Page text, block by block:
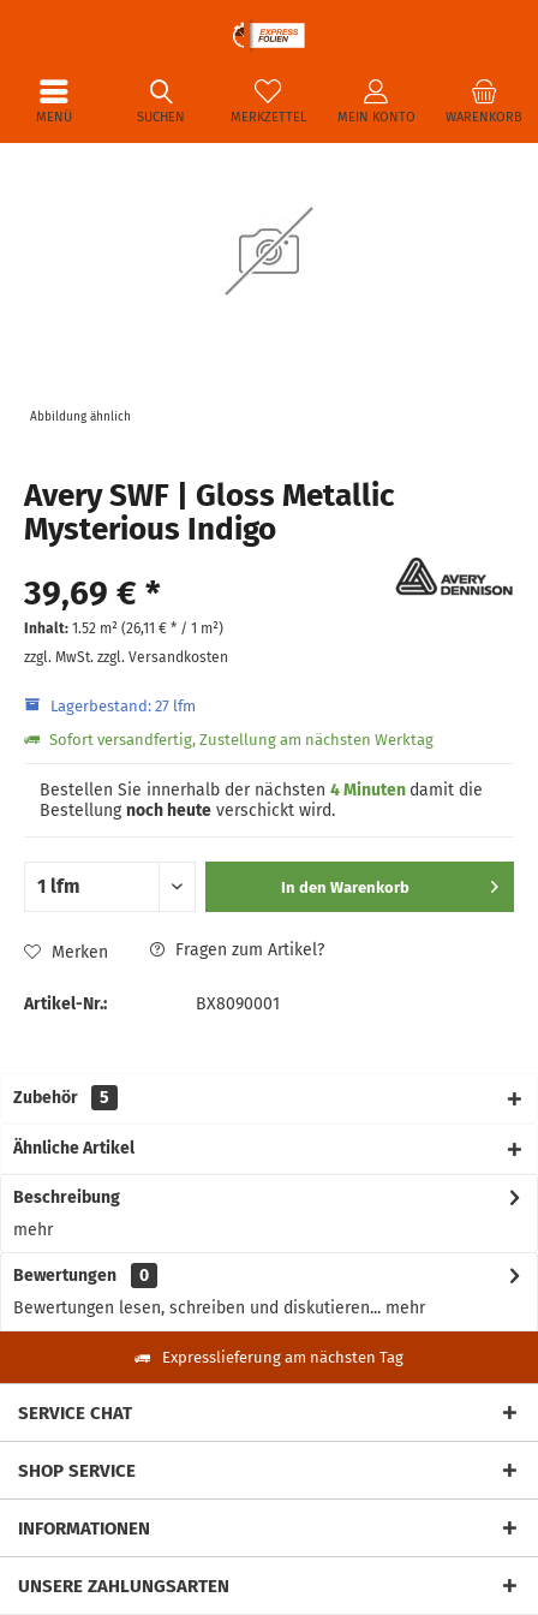
MENÜ WARENKORB
MERKZETTEL MEIN KONTO
SUCHEN
Abbildung ähnlich
Avery SWF | Gloss Metallic
Mysterious Indigo
39,69 € *
Inhalt: 1.52 m² (26,11 € * / 1 m²)
zzgl. MwSt. zzgl. Versandkosten
Lagerbestand: 27 lfm
Sofort versandfertig, Zustellung am nächsten Werktag
Bestellen Sie innerhalb der nächsten 4 Minuten damit die
Bestellungnoch heute verschickt wird.
In den Warenkorb
Merken Fragen zum Artikel?
Artikel-Nr.: BX8090001
Zubehör 5
Ähnliche Artikel
Beschreibung
mehr
Bewertungen
0
Bewertungen lesen, schreiben und diskutieren... mehr
Expresslieferung am nächsten Tag
SERVICE CHAT
SHOP SERVICE
INFORMATIONEN
UNSERE ZAHLUNGSARTEN